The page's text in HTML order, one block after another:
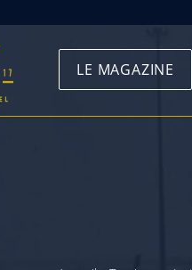
LE MAGAZINE